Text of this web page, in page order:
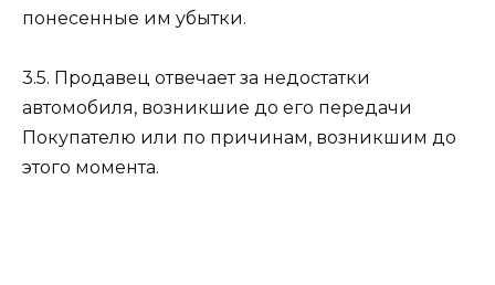
понесенные им убытки.
3.5. Продавец отвечает за недостатки
автомобиля, возникшие до его передачи
Покупателю или по причинам, возникшим до
этого момента.